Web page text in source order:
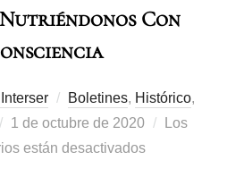
Con
Boletines, Histórico,
1 de octubre de 2020
Los
están desactivados